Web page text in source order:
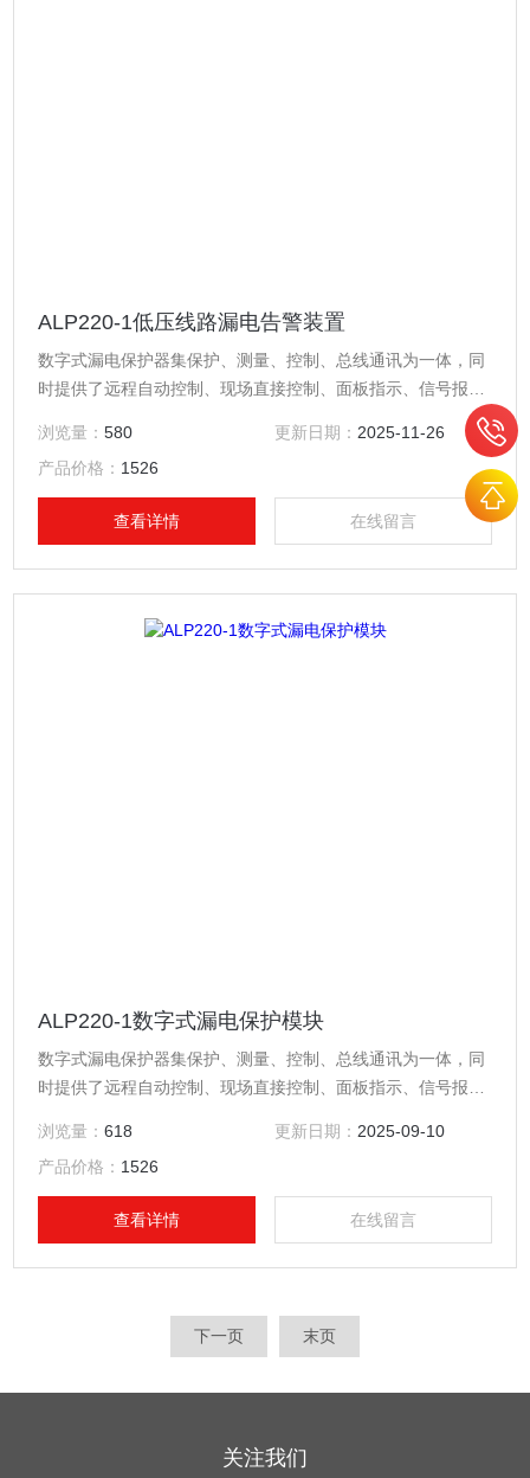
ALP220-1低压线路漏电告警装置
数字式漏电保护器集保护、测量、控制、总线通讯为一体，同
时提供了远程自动控制、现场直接控制、面板指示、信号报
警、操作记录、跳闸报警记录及开关量记录等功能。适用于煤
矿、石化、冶炼、电力、船舶、以及民用建筑等领域。低压线
路漏电告警装置
浏览量：580 更新日期： 2025-11-26
产品价格： 1526
查看详情 在线留言
ALP220-1数字式漏电保护模块
数字式漏电保护器集保护、测量、控制、总线通讯为一体，同
时提供了远程自动控制、现场直接控制、面板指示、信号报
矿、石化、冶炼、电力、船舶、以及民用建筑等领域。数字式
漏电保护模块
浏览量：618 更新日期： 2025-09-10
产品价格： 1526
查看详情 在线留言
下一页 末页
关注我们